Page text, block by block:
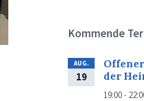
Kommende
AUG.
19
der
19:00 -